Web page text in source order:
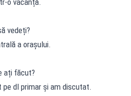
vedeți?
a orașului.
ați făcut?
pe dl primar și am discutat.